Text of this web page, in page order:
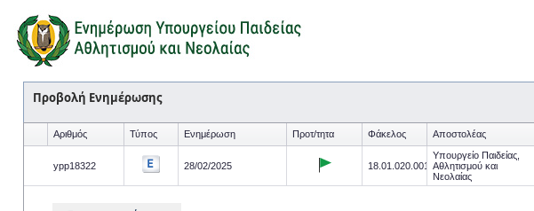
Προβολή Ενημέρωσης
Αριθμός Τύπος Ενημέρωση Προτ/τητα Φάκελος Αποστολέας
ypp18322 28/02/2025 18.01.020.001
Υπουργείο Παιδείας,
Αθλητισμού και
Νεολαίας